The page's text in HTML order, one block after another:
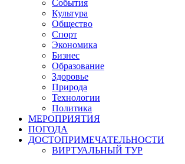
События
Культура
Общество
Спорт
Экономика
Бизнес
Образование
Здоровье
Природа
Технологии
Политика
МЕРОПРИЯТИЯ
ПОГОДА
ДОСТОПРИМЕЧАТЕЛЬНОСТИ
ВИРТУАЛЬНЫЙ ТУР